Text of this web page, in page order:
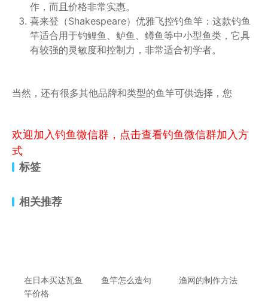
作，而且价格非常实惠。
喜来登（Shakespeare）优雅飞控钓鱼竿：这款钓鱼
竿适合用于钓鲤鱼、鲈鱼、鳟鱼等中小型鱼类，它具
有较强的灵敏度和控制力，非常适合初学者。
当然，还有很多其他品牌和类型的鱼竿可供选择，您
欢迎加入钓鱼微信群，点击查看钓鱼微信群加入方
式
标签
相关推荐
在日本买达瓦鱼
竿价格
鱼竿怎么造句 渔网的制作方法